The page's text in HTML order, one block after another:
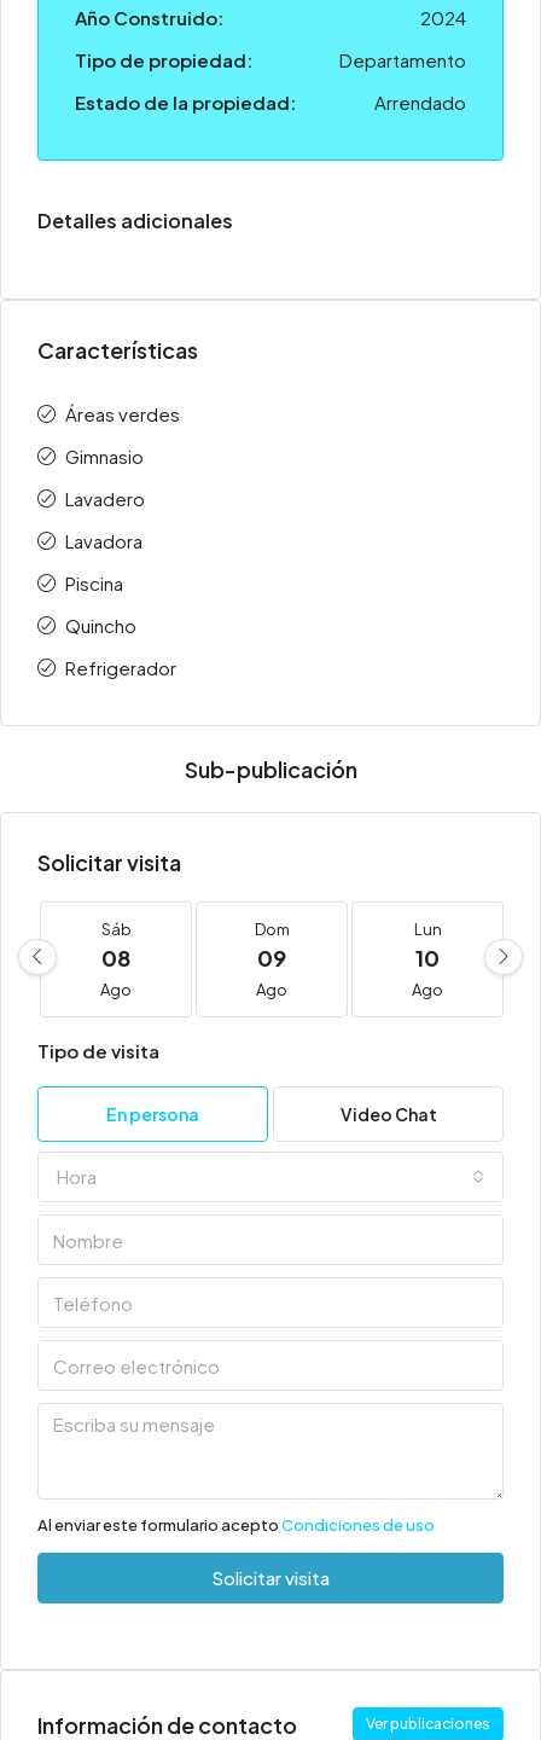
Año Construido:
2024
Tipo de propiedad:
Departamento
Estado de la propiedad:
Arrendado
Detalles adicionales
Características
Áreas verdes
Gimnasio
Lavadero
Lavadora
Piscina
Quincho
Refrigerador
Sub-publicación
Solicitar visita
Sáb
08
Ago
Dom
09
Ago
Lun
10
Ago
Tipo de visita
En persona Video Chat
Hora
Al enviar este formulario aceptoCondiciones de uso
Solicitar visita
Información de contacto Ver publicaciones